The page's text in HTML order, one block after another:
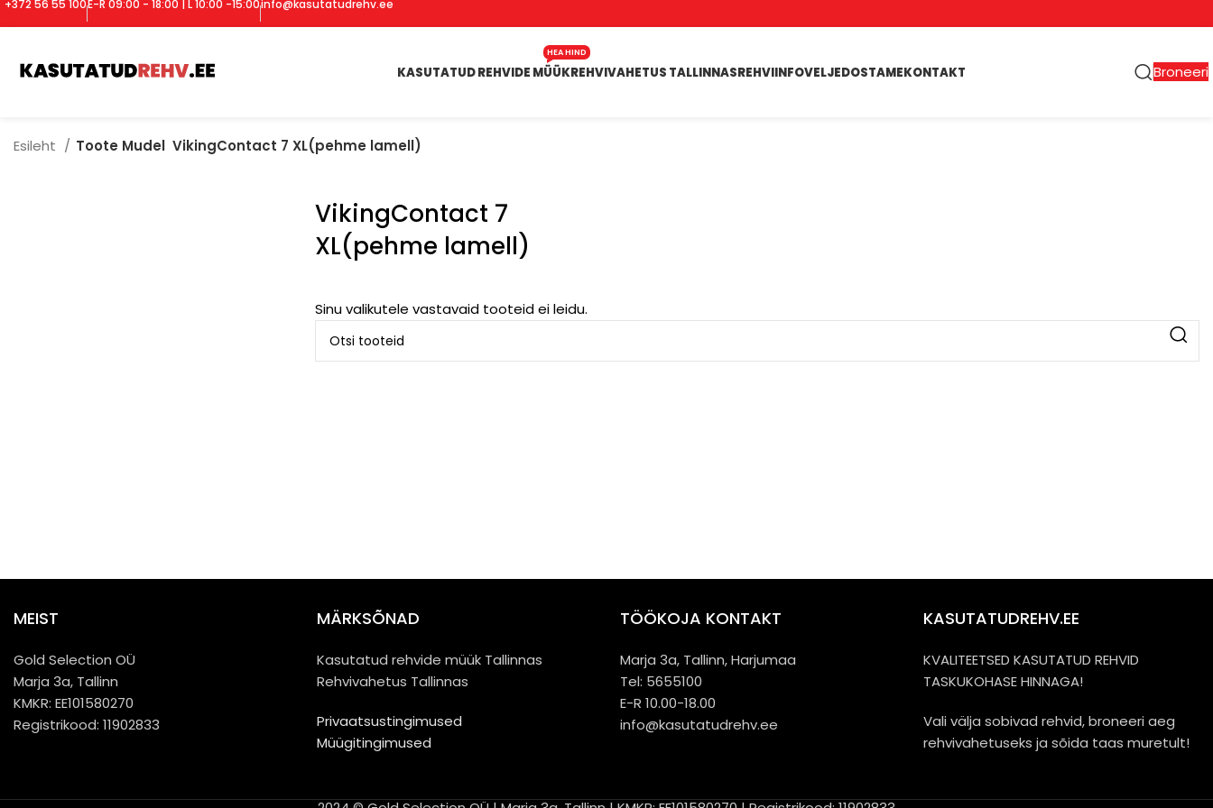
+372 56 55 100 E-R 09:00 - 18:00 | L 10:00 -15:00info@kasutatudrehv.ee
KASUTATUD REHVIDE MÜÜK
HEA HIND
REHVIVAHETUS TALLINNASREHVIINFOVELJEDOSTAMEKONTAKT Broneeri
Esileht Toote Mudel VikingContact 7 XL(pehme lamell)
VikingContact 7
XL(pehme lamell)
Sinu valikutele vastavaid tooteid ei leidu.
MEIST
Gold Selection OÜ
Marja 3a, Tallinn
KMKR: EE101580270
Registrikood: 11902833
MÄRKSÕNAD
Kasutatud rehvide müük Tallinnas
Rehvivahetus Tallinnas
Privaatsustingimused
Müügitingimused
TÖÖKOJA KONTAKT
Marja 3a, Tallinn, Harjumaa
Tel: 5655100
E-R 10.00-18.00
info@kasutatudrehv.ee
KASUTATUDREHV.EE
KVALITEETSED KASUTATUD REHVID
TASKUKOHASE HINNAGA!
Vali välja sobivad rehvid, broneeri aeg
rehvivahetuseks ja sõida taas muretult!